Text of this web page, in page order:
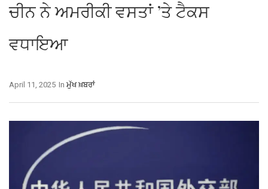
ਚੀਨ ਨੇ ਅਮਰੀਕੀ ਵਸਤਾਂ ’ਤੇ ਟੈਕਸ
ਵਧਾਇਆ
In ਮੁੱਖ ਖ਼ਬਰਾਂ
April 11, 2025